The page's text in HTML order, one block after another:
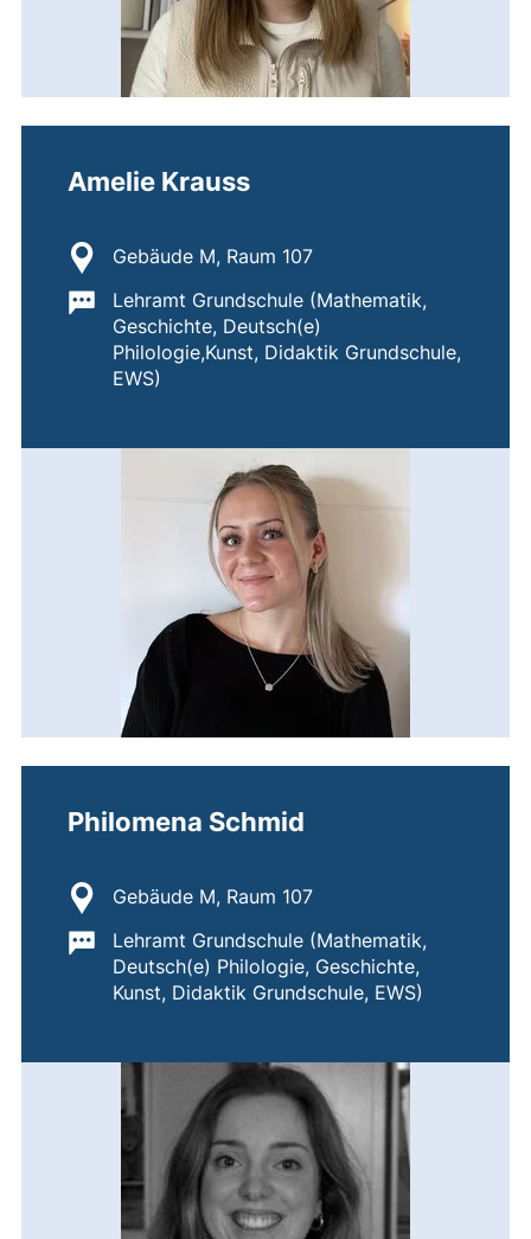
Amelie Krauss
Standort:
Gebäude M, Raum 107
Wichtige Informationen:
Lehramt Grundschule (Mathematik,
Geschichte, Deutsch(e)
Philologie,Kunst, Didaktik Grundschule,
EWS)
Philomena Schmid
Standort:
Gebäude M, Raum 107
Wichtige Informationen:
Lehramt Grundschule (Mathematik,
Deutsch(e) Philologie, Geschichte,
Kunst, Didaktik Grundschule, EWS)